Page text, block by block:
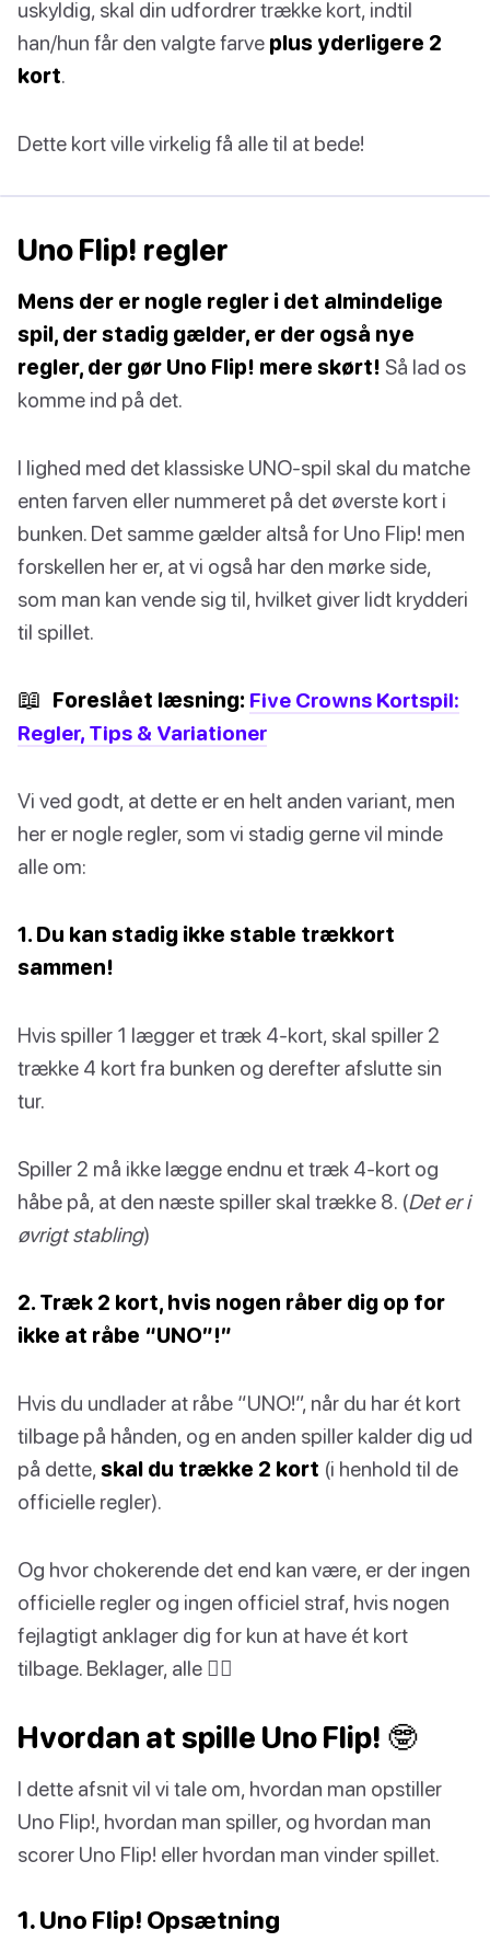
uskyldig, skal din udfordrer trække kort, indtil
han/hun får den valgte farve plus yderligere 2
kort.
Dette kort ville virkelig få alle til at bede!
Uno Flip! regler
Mens der er nogle regler i det almindelige
spil, der stadig gælder, er der også nye
regler, der gør Uno Flip! mere skørt! Så lad os
komme ind på det.
I lighed med det klassiske UNO-spil skal du matche
enten farven eller nummeret på det øverste kort i
bunken. Det samme gælder altså for Uno Flip! men
forskellen her er, at vi også har den mørke side,
som man kan vende sig til, hvilket giver lidt krydderi
til spillet.
📖 Foreslået læsning: Five Crowns Kortspil:
Regler, Tips & Variationer
Vi ved godt, at dette er en helt anden variant, men
her er nogle regler, som vi stadig gerne vil minde
alle om:
1. Du kan stadig ikke stable trækkort
sammen!
Hvis spiller 1 lægger et træk 4-kort, skal spiller 2
trække 4 kort fra bunken og derefter afslutte sin
tur.
Spiller 2 må ikke lægge endnu et træk 4-kort og
håbe på, at den næste spiller skal trække 8. (Det er i
øvrigt stabling)
2. Træk 2 kort, hvis nogen råber dig op for
ikke at råbe “UNO”!”
Hvis du undlader at råbe “UNO!”, når du har ét kort
tilbage på hånden, og en anden spiller kalder dig ud
på dette, skal du trække 2 kort (i henhold til de
officielle regler).
Og hvor chokerende det end kan være, er der ingen
officielle regler og ingen officiel straf, hvis nogen
fejlagtigt anklager dig for kun at have ét kort
tilbage. Beklager, alle 🤷‍♀️
Hvordan at spille Uno Flip! 🤓
I dette afsnit vil vi tale om, hvordan man opstiller
Uno Flip!, hvordan man spiller, og hvordan man
scorer Uno Flip! eller hvordan man vinder spillet.
1. Uno Flip! Opsætning